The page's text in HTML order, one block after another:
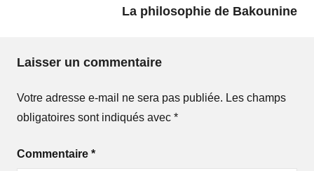
La philosophie de Bakounine
Laisser un commentaire
Votre adresse e-mail ne sera pas publiée. Les champs
obligatoires sont indiqués avec *
Commentaire *